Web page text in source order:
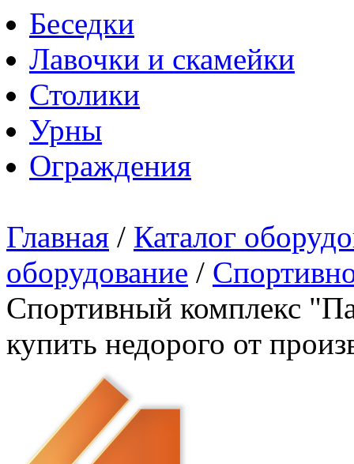
Беседки
Лавочки и скамейки
Столики
Урны
Ограждения
Главная / Каталог
оборудование /
Спортивный комплекс
купить недорого от